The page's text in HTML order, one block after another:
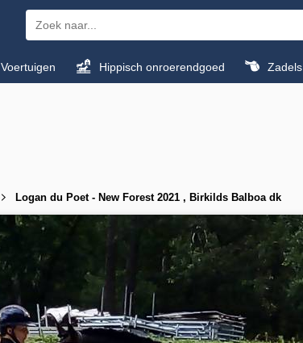
Voertuigen Hippisch onroerendgoed Zadels
Logan du Poet - New Forest 2021 , Birkilds Balboa dk